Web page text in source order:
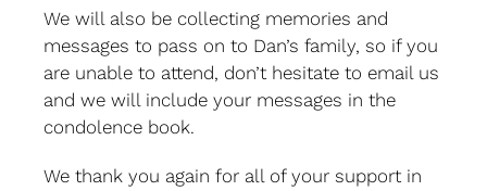
We will also be collecting memories and
messages to pass on to Dan’s family, so if you
are unable to attend, don’t hesitate to email us
and we will include your messages in the
condolence book.
We thank you again for all of your support in